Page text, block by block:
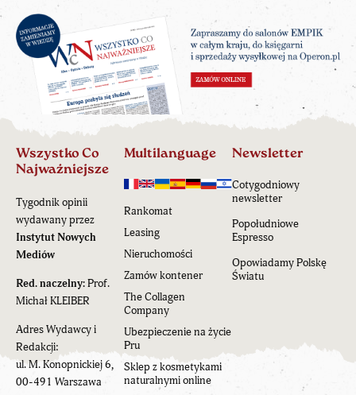
Wszystko Co
Najważniejsze
Tygodnik opinii
wydawany przez
Instytut Nowych
Mediów
Red. naczelny:Prof.
Michał KLEIBER
Adres Wydawcy i
Redakcji:
ul. M. Konopnickiej 6,
00-491 Warszawa
Multilanguage
Rankomat
Leasing
Nieruchomości
Zamów kontener
The Collagen
Company
Ubezpieczenie na życie
Pru
Sklep z kosmetykami
naturalnymi online
Newsletter
Cotygodniowy
newsletter
Popołudniowe
Espresso
Opowiadamy Polskę
Światu